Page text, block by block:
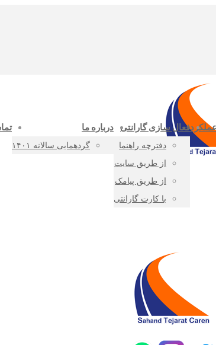
فعال سازی گارانتی
دفترچه راهنما
از طریق سایت
از طریق پیامک
با کارت گارانتی
درباره ما
گردهمایی سالانه ۱۴۰۱